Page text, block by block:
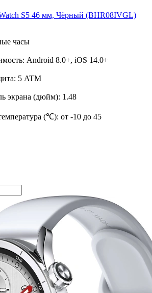
S5 46 мм, Чёрный (BHR08IVGL)
часы
Android 8.0+, iOS 14.0+
5 ATM
экрана (дюйм): 1.48
(℃): от -10 до 45